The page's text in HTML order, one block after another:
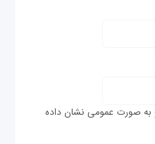
صورت عمومی نشان داده